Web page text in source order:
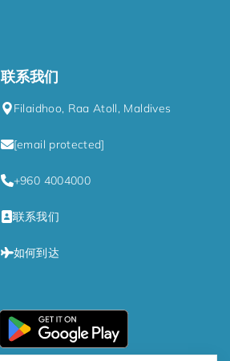
联系我们
Filaidhoo, Raa Atoll, Maldives
[email protected]
+960 4004000
联系我们
如何到达